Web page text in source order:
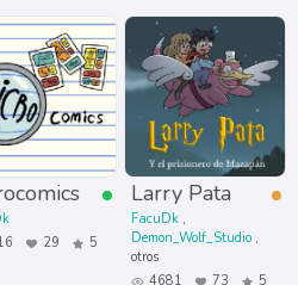
29 5
Larry Pata
FacuDk
Demon_Wolf_Studio
otros
4681
73 5